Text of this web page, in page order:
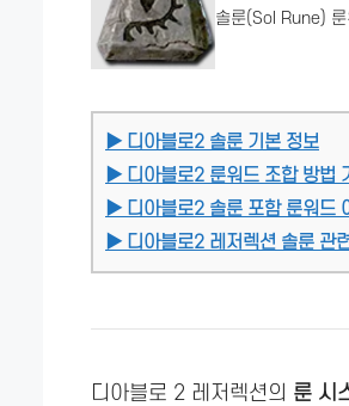
솔룬(Sol Rune)
▶ 디아블로2 솔룬 기본 정보
▶ 디아블로2 룬워드 조합 방법
▶ 디아블로2 솔룬 포함 룬워드
▶ 디아블로2 레저렉션 솔룬 관
디아블로 2 레저렉션의 룬 시